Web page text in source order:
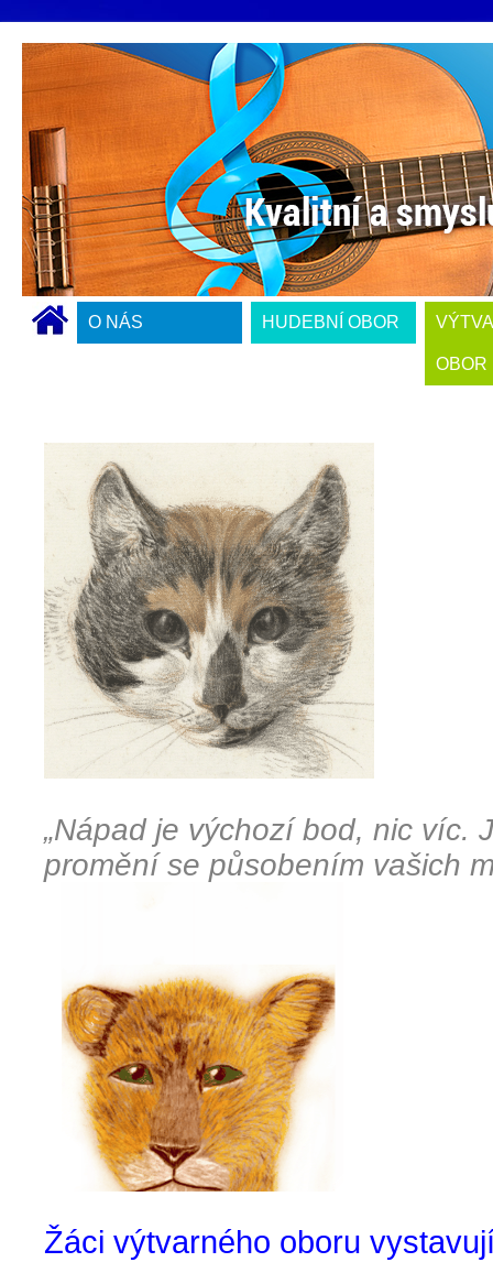
O NÁS HUDEBNÍ OBOR
OBOR
„Nápad je výchozí bod, nic víc.
promění se působením vašich
Žáci výtvarného oboru